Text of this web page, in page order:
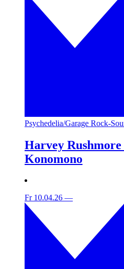
Psychedelia/Garage Rock-
Harvey
Konomono
Fr 10.04.26 —